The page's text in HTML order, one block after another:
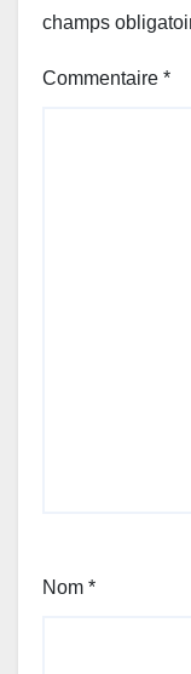
champs
Commentaire *
Nom *